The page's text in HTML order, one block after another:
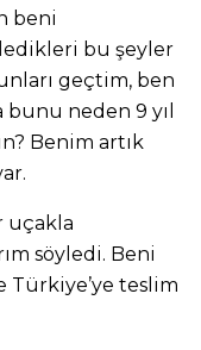
beni
bu şeyler
geçtim, ben
bunu neden 9 yıl
Benim artık
uçakla
söyledi. Beni
Türkiye’ye teslim